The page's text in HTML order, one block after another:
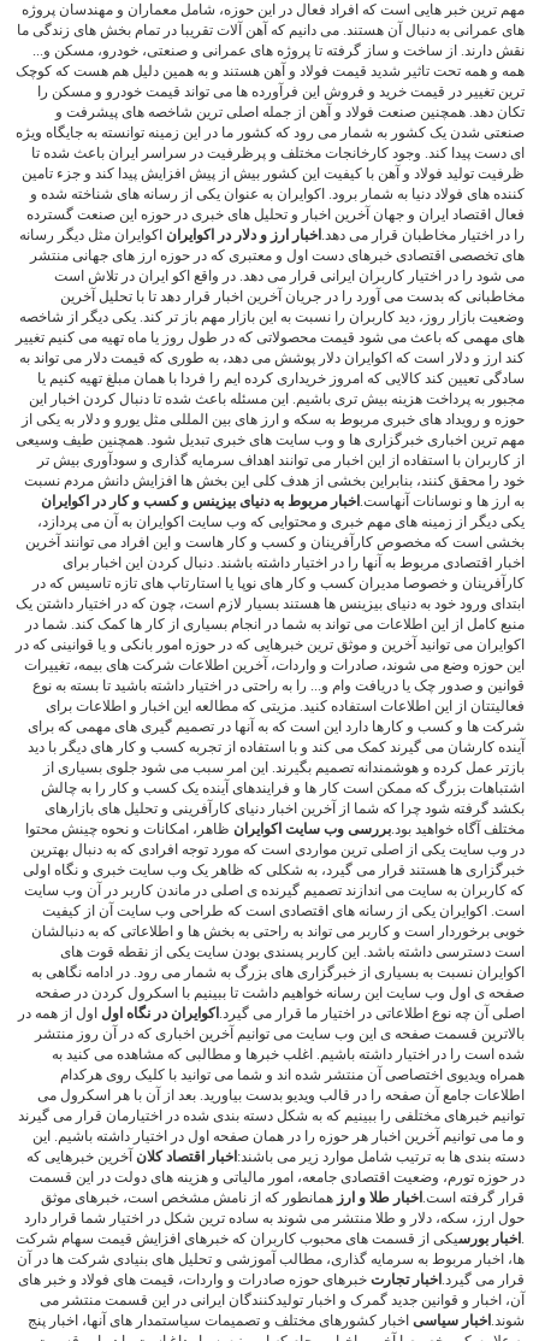
مهم ترین خبر هایی است که افراد فعال در این حوزه، شامل معماران و مهندسان پروژه
های عمرانی به دنبال آن هستند. می دانیم که آهن آلات تقریبا در تمام بخش های زندگی ما
نقش دارند. از ساخت و ساز گرفته تا پروژه های عمرانی و صنعتی، خودرو، مسکن و...
همه و همه تحت تاثیر شدید قیمت فولاد و آهن هستند و به همین دلیل هم هست که کوچک
ترین تغییر در قیمت خرید و فروش این فرآورده ها می تواند قیمت خودرو و مسکن را
تکان دهد. همچنین صنعت فولاد و آهن از جمله اصلی ترین شاخصه های پیشرفت و
صنعتی شدن یک کشور به شمار می رود که کشور ما در این زمینه توانسته به جایگاه ویژه
ای دست پیدا کند. وجود کارخانجات مختلف و پرظرفیت در سراسر ایران باعث شده تا
ظرفیت تولید فولاد و آهن با کیفیت این کشور بیش از پیش افزایش پیدا کند و جزء تامین
کننده های فولاد دنیا به شمار برود. اکوایران به عنوان یکی از رسانه های شناخته شده و
فعال اقتصاد ایران و جهان آخرین اخبار و تحلیل های خبری در حوزه این صنعت گسترده
را در اختیار مخاطبان قرار می دهد. اخبار ارز و دلار در اکوایراناکوایران مثل دیگر رسانه
های تخصصی اقتصادی خبرهای دست اول و معتبری که در حوزه ارز های جهانی منتشر
می شود را در اختیار کاربران ایرانی قرار می دهد. در واقع اکو ایران در تلاش است
مخاطبانی که بدست می آورد را در جریان آخرین اخبار قرار دهد تا با تحلیل آخرین
وضعیت بازار روز، دید کاربران را نسبت به این بازار مهم باز تر کند. یکی دیگر از شاخصه
های مهمی که باعث می شود قیمت محصولاتی که در طول روز یا ماه تهیه می کنیم تغییر
کند ارز و دلار است که اکوایران دلار پوشش می دهد، به طوری که قیمت دلار می تواند به
سادگی تعیین کند کالایی که امروز خریداری کرده ایم را فردا با همان مبلغ تهیه کنیم یا
مجبور به پرداخت هزینه بیش تری باشیم. این مسئله باعث شده تا دنبال کردن اخبار این
حوزه و رویداد های خبری مربوط به سکه و ارز های بین المللی مثل یورو و دلار به یکی از
مهم ترین اخباری خبرگزاری ها و وب سایت های خبری تبدیل شود. همچنین طیف وسیعی
از کاربران با استفاده از این اخبار می توانند اهداف سرمایه گذاری و سودآوری بیش تر
خود را محقق کنند، بنابراین بخشی از هدف کلی این بخش ها افزایش دانش مردم نسبت
به ارز ها و نوسانات آنهاست. اخبار مربوط به دنیای بیزینس و کسب و کار در اکوایران
یکی دیگر از زمینه های مهم خبری و محتوایی که وب سایت اکوایران به آن می پردازد،
بخشی است که مخصوص کارآفرینان و کسب و کار هاست و این افراد می توانند آخرین
اخبار اقتصادی مربوط به آنها را در اختیار داشته باشند. دنبال کردن این اخبار برای
کارآفرینان و خصوصا مدیران کسب و کار های نوپا یا استارتاپ های تازه تاسیس که در
ابتدای ورود خود به دنیای بیزینس ها هستند بسیار لازم است، چون که در اختیار داشتن یک
منبع کامل از این اطلاعات می تواند به شما در انجام بسیاری از کار ها کمک کند. شما در
اکوایران می توانید آخرین و موثق ترین خبرهایی که در حوزه امور بانکی و یا قوانینی که در
این حوزه وضع می شوند، صادرات و واردات، آخرین اطلاعات شرکت های بیمه، تغییرات
قوانین و صدور چک یا دریافت وام و... را به راحتی در اختیار داشته باشید تا بسته به نوع
فعالیتتان از این اطلاعات استفاده کنید. مزیتی که مطالعه این اخبار و اطلاعات برای
شرکت ها و کسب و کارها دارد این است که به آنها در تصمیم گیری های مهمی که برای
آینده کارشان می گیرند کمک می کند و با استفاده از تجربه کسب و کار های دیگر با دید
بازتر عمل کرده و هوشمندانه تصمیم بگیرند. این امر سبب می شود جلوی بسیاری از
اشتباهات بزرگ که ممکن است کار ها و فرایندهای آینده یک کسب و کار را به چالش
بکشد گرفته شود چرا که شما از آخرین اخبار دنیای کارآفرینی و تحلیل های بازارهای
مختلف آگاه خواهید بود.بررسی وب سایت اکوایران ظاهر، امکانات و نحوه چینش محتوا
در وب سایت یکی از اصلی ترین مواردی است که مورد توجه افرادی که به دنبال بهترین
خبرگزاری ها هستند قرار می گیرد، به شکلی که ظاهر یک وب سایت خبری و نگاه اولی
که کاربران به سایت می اندازند تصمیم گیرنده ی اصلی در ماندن کاربر در آن وب سایت
است. اکوایران یکی از رسانه های اقتصادی است که طراحی وب سایت آن از کیفیت
خوبی برخوردار است و کاربر می تواند به راحتی به بخش ها و اطلاعاتی که به دنبالشان
است دسترسی داشته باشد. این کاربر پسندی بودن سایت یکی از نقطه قوت های
اکوایران نسبت به بسیاری از خبرگزاری های بزرگ به شمار می رود. در ادامه نگاهی به
صفحه ی اول وب سایت این رسانه خواهیم داشت تا ببینیم با اسکرول کردن در صفحه
اصلی آن چه نوع اطلاعاتی در اختیار ما قرار می گیرد. اکوایران در نگاه اولاول از همه در
بالاترین قسمت صفحه ی این وب سایت می توانیم آخرین اخباری که در آن روز منتشر
شده است را در اختیار داشته باشیم. اغلب خبرها و مطالبی که مشاهده می کنید به
همراه ویدیوی اختصاصی آن منتشر شده اند و شما می توانید با کلیک روی هرکدام
اطلاعات جامع آن صفحه را در قالب ویدیو بدست بیاورید. بعد از آن با هر اسکرول می
توانیم خبرهای مختلفی را ببینیم که به شکل دسته بندی شده در اختیارمان قرار می گیرند
و ما می توانیم آخرین اخبار هر حوزه را در همان صفحه اول در اختیار داشته باشیم. این
دسته بندی ها به ترتیب شامل موارد زیر می باشند: اخبار اقتصاد کلان آخرین خبرهایی که
در حوزه تورم، وضعیت اقتصادی جامعه، امور مالیاتی و هزینه های دولت در این قسمت
قرار گرفته است. اخبار طلا و ارز همانطور که از نامش مشخص است، خبرهای موثق
حول ارز، سکه، دلار و طلا منتشر می شوند به ساده ترین شکل در اختیار شما قرار دارد
. اخبار بورسیکی از قسمت های محبوب کاربران که خبرهای افزایش قیمت سهام شرکت
ها، اخبار مربوط به سرمایه گذاری، مطالب آموزشی و تحلیل های بنیادی شرکت ها در آن
قرار می گیرد. اخبار تجارت خبرهای حوزه صادرات و واردات، قیمت های فولاد و خبر های
آن، اخبار و قوانین جدید گمرک و اخبار تولیدکنندگان ایرانی در این قسمت منتشر می
شوند. اخبار سیاسی اخبار کشورهای مختلف و تصمیمات سیاستمدار های آنها، اخبار پنج